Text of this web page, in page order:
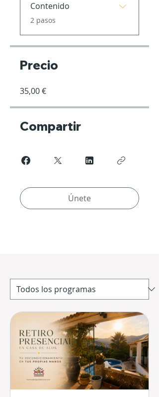
Contenido
.
2 pasos
Precio
35,00 €
Compartir
Únete